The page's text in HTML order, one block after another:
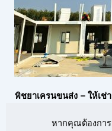
พิชยาเครนขนส่ง – ให้เ
หากคุณต้องการ